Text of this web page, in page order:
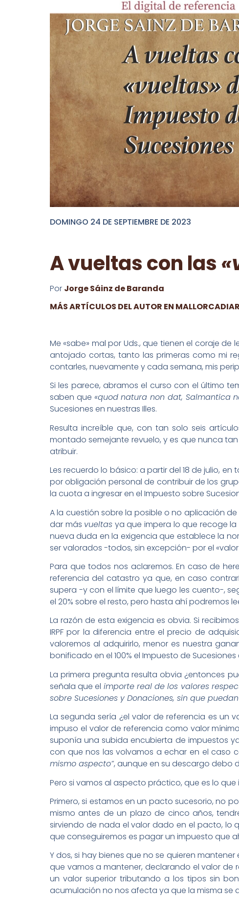
DOMINGO 24 DE SEPTIEMBRE DE 2023
A vueltas con las
Por Jorge Sáinz de Baranda
MÁS ARTÍCULOS DEL AUTOR EN
Me «sabe» mal por Uds., que tienen el coraje
antojado cortas, tanto las primeras como mi
contarles, nuevamente y cada semana, mis
Si les parece, abramos el curso con el último
saben que «quod natura non dat, Salmantica
Sucesiones en nuestras Illes.
Resulta increíble que, con tan solo seis
montado semejante revuelo, y es que nunca
atribuir.
Les recuerdo lo básico: a partir del 18 de julio,
por obligación personal de contribuir de los
la cuota a ingresar en el Impuesto sobre
A la cuestión sobre la posible o no aplicación
dar más vueltas ya que impera lo que recoge
nueva duda en la exigencia que establece la
ser valorados -todos, sin excepción- por el
Para que todos nos aclaremos. En caso de
referencia del catastro ya que, en caso
supera -y con el límite que luego les cuento-,
el 20% sobre el resto, pero hasta ahí podremos
La razón de esta exigencia es obvia. Si
IRPF por la diferencia entre el precio de
valoremos al adquirirlo, menor es nuestra
bonificado en el 100% el Impuesto de
La primera pregunta resulta obvia ¿entonces
señala que el importe real de los valores
sobre Sucesiones y Donaciones, sin que
La segunda sería ¿el valor de referencia es un
impuso el valor de referencia como valor
suponía una subida encubierta de impuestos
con que nos las volvamos a echar en el caso
mismo aspecto”, aunque en su descargo debo
Pero si vamos al aspecto práctico, que es lo
Primero, si estamos en un pacto sucesorio, no
mismo antes de un plazo de cinco años,
sirviendo de nada el valor dado en el pacto, lo
que conseguiremos es pagar un impuesto que
Y dos, si hay bienes que no se quieren
que vamos a mantener, declarando el valor de
un valor superior tributando a los tipos sin
acumulación no nos afecta ya que la misma se